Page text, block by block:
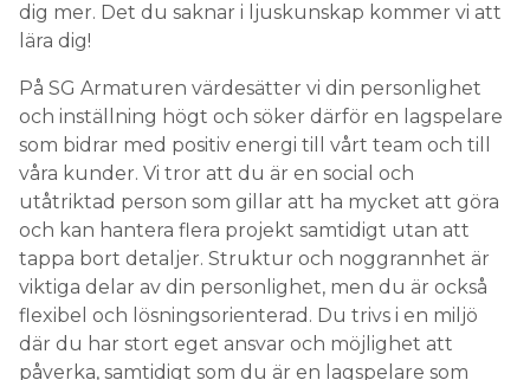
dig mer. Det du saknar i ljuskunskap kommer vi att
lära dig!
På SG Armaturen värdesätter vi din personlighet
och inställning högt och söker därför en lagspelare
som bidrar med positiv energi till vårt team och till
våra kunder. Vi tror att du är en social och
utåtriktad person som gillar att ha mycket att göra
och kan hantera flera projekt samtidigt utan att
tappa bort detaljer. Struktur och noggrannhet är
viktiga delar av din personlighet, men du är också
flexibel och lösningsorienterad. Du trivs i en miljö
där du har stort eget ansvar och möjlighet att
påverka, samtidigt som du är en lagspelare som